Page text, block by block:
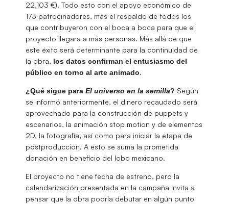
22,103 €). Todo esto con el apoyo económico de
173 patrocinadores, más el respaldo de todos los
que contribuyeron con el boca a boca para que el
proyecto llegara a más personas. Más allá de que
este éxito será determinante para la continuidad de
la obra, los datos confirman el entusiasmo del
público en torno al arte animado.
¿Qué sigue para El universo en la semilla? Según
se informó anteriormente, el dinero recaudado será
aprovechado para la construcción de puppets y
escenarios, la animación stop motion y de elementos
2D, la fotografía, así como para iniciar la etapa de
postproducción. A esto se suma la prometida
donación en beneficio del lobo mexicano.
El proyecto no tiene fecha de estreno, pero la
calendarización presentada en la campaña invita a
pensar que la obra podría debutar en algún punto